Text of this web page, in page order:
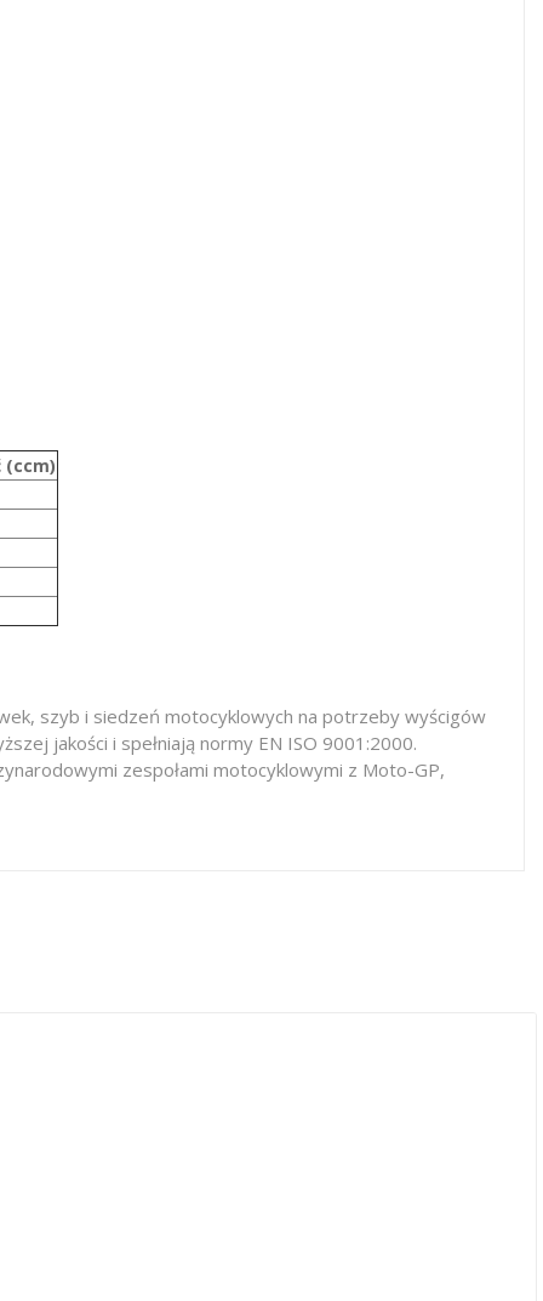
(ccm)
szyb i siedzeń motocyklowych na potrzeby wyścigów
jakości i spełniają normy EN ISO 9001:2000.
zespołami motocyklowymi z Moto-GP,